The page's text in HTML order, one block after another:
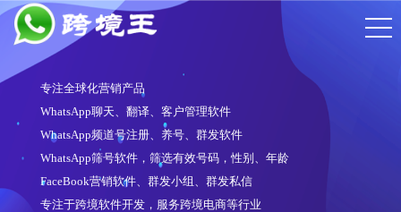
专注全球化营销产品
WhatsApp聊天、翻译、客户管理软件
WhatsApp频道号注册、养号、群发软件
WhatsApp筛号软件，筛选有效号码，性别、年龄
FaceBook营销软件、群发小组、群发私信
专注于跨境软件开发，服务跨境电商等行业